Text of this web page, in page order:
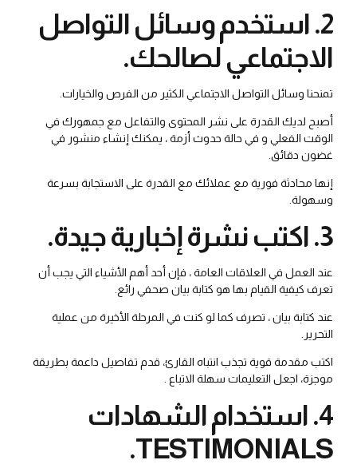
2. استخدم وسائل التواصل
الاجتماعي لصالحك.
تمنحنا وسائل التواصل الاجتماعي الكثير من الفرص والخيارات.
أصبح لديك القدرة على نشر المحتوى والتفاعل مع جمهورك في
الوقت الفعلي و في حالة حدوث أزمة ، يمكنك إنشاء منشور في
غضون دقائق.
إنها محادثة فورية مع عملائك مع القدرة على الاستجابة بسرعة
وسهولة.
3. اكتب نشرة إخبارية جيدة.
عند العمل في العلاقات العامة ، فإن أحد أهم الأشياء التي يجب أن
تعرف كيفية القيام بها هو كتابة بيان صحفي رائع.
عند كتابة بيان ، تصرف كما لو كنت في المرحلة الأخيرة من عملية
التحرير.
اكتب مقدمة قوية تجذب انتباه القارئ، قدم تفاصيل داعمة بطريقة
موجزة، اجعل التعليمات سهلة الاتباع .
4. استخدام الشهادات
TESTIMONIALS.